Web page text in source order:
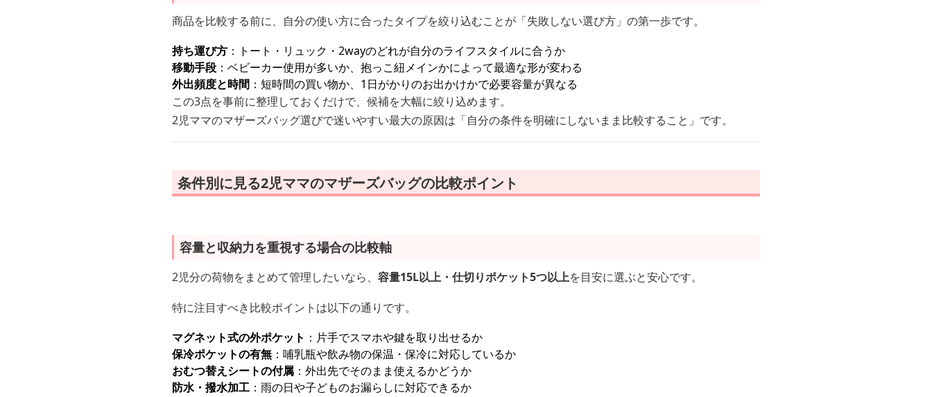
商品を比較する前に、自分の使い方に合ったタイプを絞り込むことが「失敗しない選び方」の第一歩です。
持ち運び方 ：トート・リュック・2wayのどれが自分のライフスタイルに合うか
移動手段 ：ベビーカー使用が多いか、抱っこ紐メインかによって最適な形が変わる
外出頻度と時間 ：短時間の買い物か、1日がかりのお出かけかで必要容量が異なる
この3点を事前に整理しておくだけで、候補を大幅に絞り込めます。
2児ママのマザーズバッグ選びで迷いやすい最大の原因は「自分の条件を明確にしないまま比較すること」です。
条件別に見る2児ママのマザーズバッグの比較ポイント
容量と収納力を重視する場合の比較軸
2児分の荷物をまとめて管理したいなら、 容量15L以上・仕切りポケット5つ以上を目安に選ぶと安心です。
特に注目すべき比較ポイントは以下の通りです。
マグネット式の外ポケット ：片手でスマホや鍵を取り出せるか
保冷ポケットの有無 ：哺乳瓶や飲み物の保温・保冷に対応しているか
おむつ替えシートの付属 ：外出先でそのまま使えるかどうか
防水・撥水加工 ：雨の日や子どものお漏らしに対応できるか